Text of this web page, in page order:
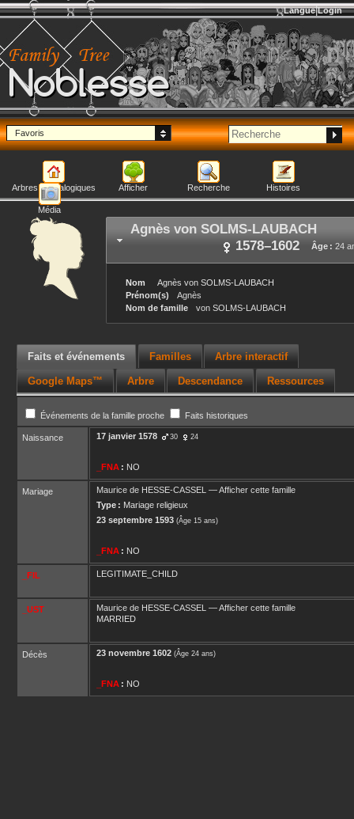
Noblesse
Langue Login
Favoris
Arbres généalogiques Afficher Recherche Histoires
Média
Agnès von SOLMS-LAUBACH
Âge : 24
1578–1602
Nom Agnès von SOLMS-LAUBACH
Prénom(s)
Agnès
Nom de famille
von SOLMS-LAUBACH
Faits et événements Familles Arbre interactif
Google Maps™ Arbre Descendance Ressources
Événements de la famille proche Faits historiques
Naissance 17 janvier 1578 30 24
_FNA : NO
Mariage Maurice de HESSE-CASSEL —Afficher cette famille
Type : Mariage religieux
23 septembre 1593 (Âge 15 ans)
_FNA : NO
_FIL LEGITIMATE_CHILD
_UST Maurice de HESSE-CASSEL —Afficher cette famille
MARRIED
Décès 23 novembre 1602 (Âge 24 ans)
_FNA : NO